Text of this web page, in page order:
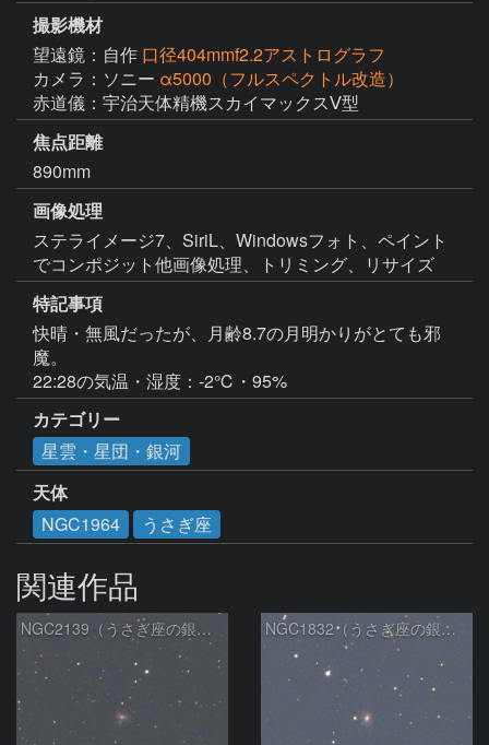
撮影機材
望遠鏡：自作 口径404mmf2.2アストログラフ
カメラ：ソニー α5000（フルスペクトル改造）
赤道儀：宇治天体精機スカイマックスⅤ型
焦点距離
890mm
画像処理
ステライメージ7、SiriL、Windowsフォト、ペイント
特記事項
快晴・無風だったが、月齢8.7の月明かりがとても邪
魔。
カテゴリー
星雲・星団・銀河
天体
NGC1964
うさぎ座
関連作品
NGC2139（うさぎ座の銀河） NGC1832（うさぎ座の銀河）